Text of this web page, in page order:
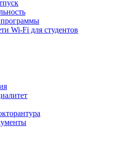
программы
Wi-Fi для студентов